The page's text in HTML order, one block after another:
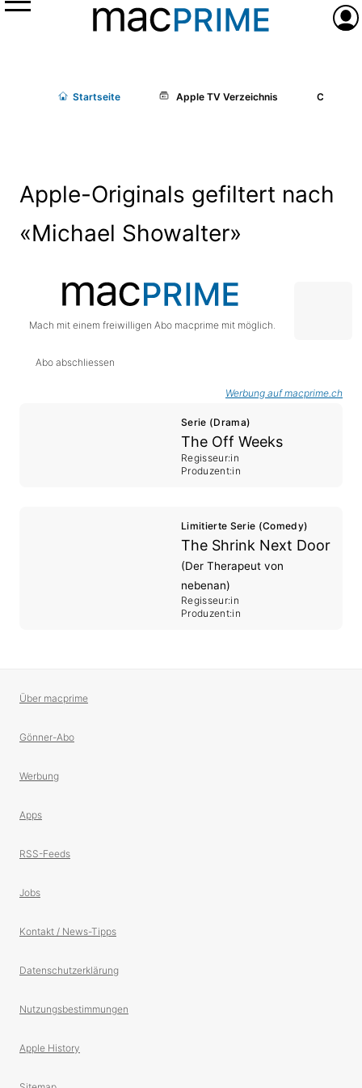
Menü
Startseite Apple TV Verzeichnis Cast/
Apple-Originals gefiltert nach
«Michael Showalter»
Mach mit einem freiwilligen Abo macprime mit möglich.
Abo abschliessen
Werbung auf macprime.ch
Serie (Drama)
The Off Weeks
Regisseur:in
Produzent:in
Limitierte Serie (Comedy)
The Shrink Next Door
(Der Therapeut von
nebenan)
Regisseur:in
Produzent:in
Über macprime
Gönner-Abo
Werbung
Apps
RSS-Feeds
Jobs
Kontakt / News-Tipps
Datenschutzerklärung
Nutzungsbestimmungen
Apple History